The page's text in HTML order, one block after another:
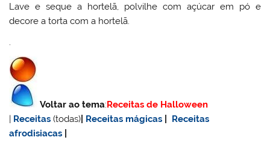
Lave e seque a hortelã, polvilhe com açúcar em pó e
decore a torta com a hortelã.
.
Voltar ao tema: Receitas de Halloween
Receitas (todas) Receitas mágicas
Receitas
afrodisiacas